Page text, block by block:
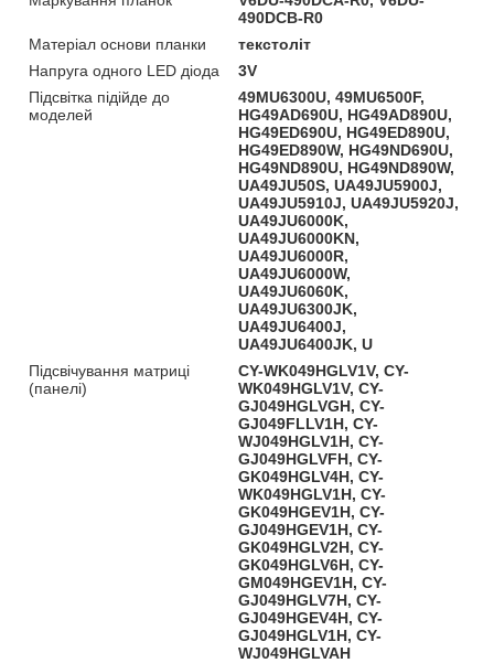
490DCB-R0
Матеріал основи планки
текстоліт
Напруга одного LED діода
3V
Підсвітка підійде до
моделей
49MU6300U, 49MU6500F,
HG49AD690U, HG49AD890U,
HG49ED690U, HG49ED890U,
HG49ED890W, HG49ND690U,
HG49ND890U, HG49ND890W,
UA49JU50S, UA49JU5900J,
UA49JU5910J, UA49JU5920J,
UA49JU6000K,
UA49JU6000KN,
UA49JU6000R,
UA49JU6000W,
UA49JU6060K,
UA49JU6300JK,
UA49JU6400J,
UA49JU6400JK, U
Підсвічування матриці
(панелі)
CY-WK049HGLV1V, CY-
WK049HGLV1V, CY-
GJ049HGLVGH, CY-
GJ049FLLV1H, CY-
WJ049HGLV1H, CY-
GJ049HGLVFH, CY-
GK049HGLV4H, CY-
WK049HGLV1H, CY-
GK049HGEV1H, CY-
GJ049HGEV1H, CY-
GK049HGLV2H, CY-
GK049HGLV6H, CY-
GM049HGEV1H, CY-
GJ049HGLV7H, CY-
GJ049HGEV4H, CY-
GJ049HGLV1H, CY-
WJ049HGLVAH